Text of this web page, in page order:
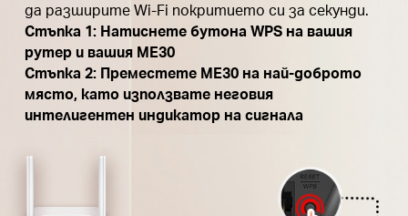
да разширите Wi-Fi покритието си за секунди.
Стъпка 1: Натиснете бутона WPS на вашия
рутер и вашия ME30
Стъпка 2: Преместете ME30 на най-доброто
място, като използвате неговия
интелигентен индикатор на сигнала